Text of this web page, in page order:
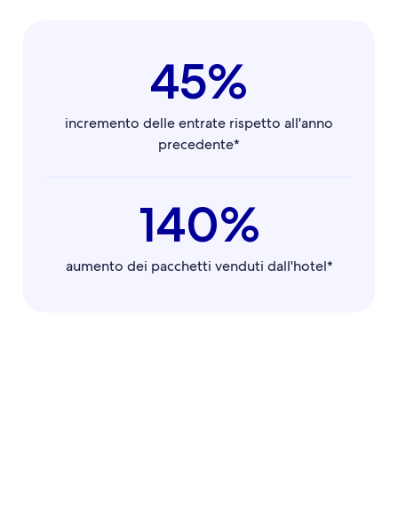
45%
incremento delle entrate rispetto all'anno
precedente*
140%
aumento dei pacchetti venduti dall'hotel*